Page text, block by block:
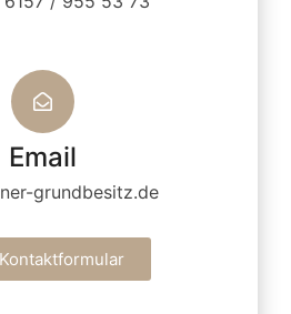
Email
grundbesitz.de